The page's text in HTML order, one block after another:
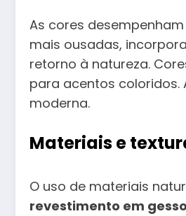
As cores
mais ousadas,
retorno à natureza.
para acentos coloridos.
moderna.
Materiais e
O uso de materiais
revestimento em gesso